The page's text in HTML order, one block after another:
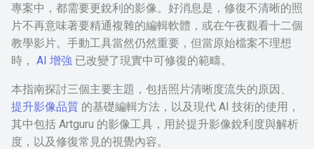
專案中，都需要更銳利的影像。好消息是，修復不清晰的照
片不再意味著要精通複雜的編輯軟體，或在午夜觀看十二個
教學影片。手動工具當然仍然重要，但當原始檔案不理想
時， AI 增強 已改變了現實中可修復的範疇。
本指南探討三個主要主題，包括照片清晰度流失的原因、
提升影像品質 的基礎編輯方法，以及現代 AI 技術的使用，
其中包括 Artguru 的影像工具，用於提升影像銳利度與解析
度，以及修復常見的視覺內容。